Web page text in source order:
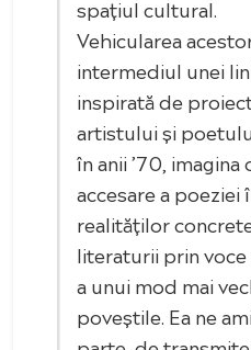
spațiul cultural.
Vehicularea
intermediul unei
inspirată de
artistului și
în anii ’70,
accesare a poeziei
realităților
literaturii prin
a unui mod mai
poveștile. Ea ne